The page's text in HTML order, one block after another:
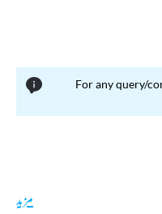
For any query/
مزید